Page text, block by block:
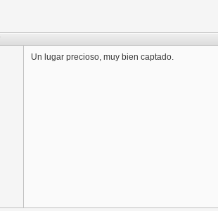
Un lugar precioso, muy bien captado.